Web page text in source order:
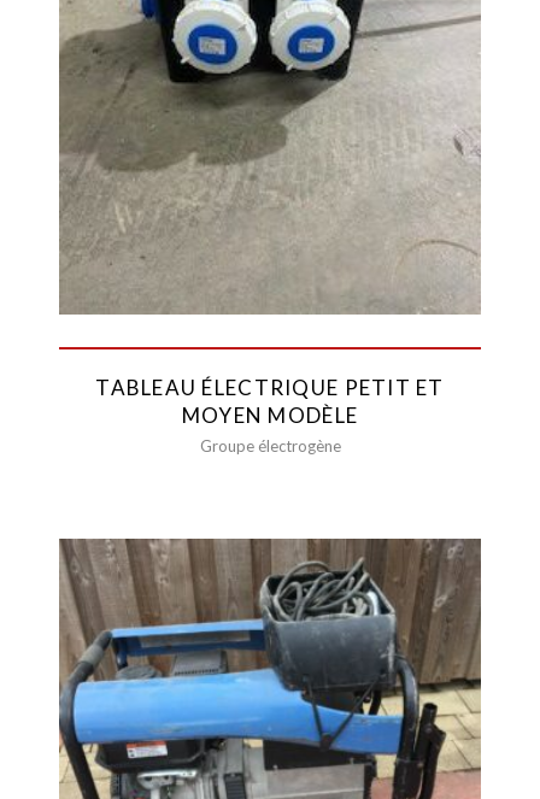
TABLEAU ÉLECTRIQUE PETIT ET
MOYEN MODÈLE
Groupe électrogène